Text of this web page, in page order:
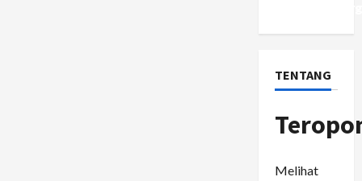
TENTANG
Melihat